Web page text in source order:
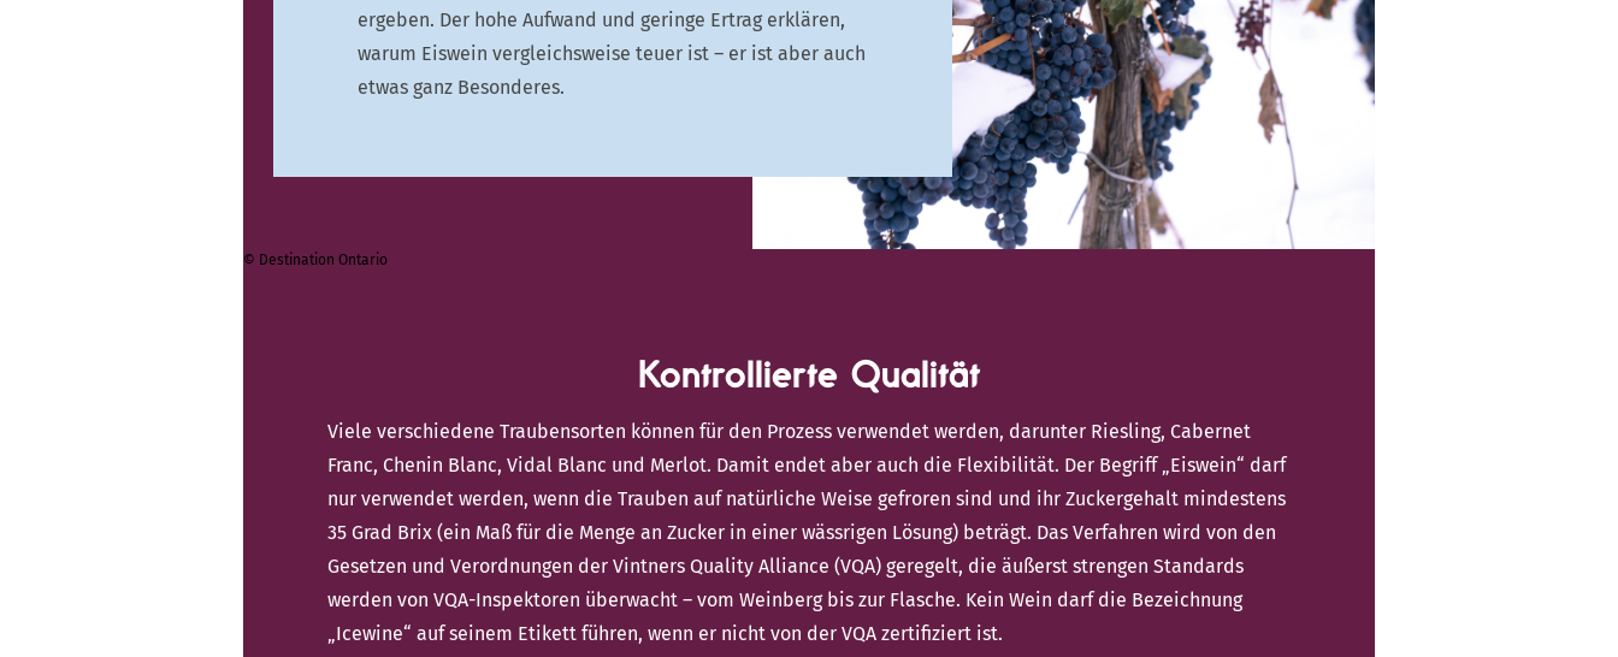
ergeben. Der hohe Aufwand und geringe Ertrag erklären,
warum Eiswein vergleichsweise teuer ist – er ist aber auch
etwas ganz Besonderes.
© Destination Ontario
Kontrollierte Qualität
Viele verschiedene Traubensorten können für den Prozess verwendet werden, darunter Riesling, Cabernet
Franc, Chenin Blanc, Vidal Blanc und Merlot. Damit endet aber auch die Flexibilität. Der Begriff „Eiswein“ darf
nur verwendet werden, wenn die Trauben auf natürliche Weise gefroren sind und ihr Zuckergehalt mindestens
35 Grad Brix (ein Maß für die Menge an Zucker in einer wässrigen Lösung) beträgt. Das Verfahren wird von den
Gesetzen und Verordnungen der Vintners Quality Alliance (VQA) geregelt, die äußerst strengen Standards
werden von VQA-Inspektoren überwacht – vom Weinberg bis zur Flasche. Kein Wein darf die Bezeichnung
„Icewine“ auf seinem Etikett führen, wenn er nicht von der VQA zertifiziert ist.